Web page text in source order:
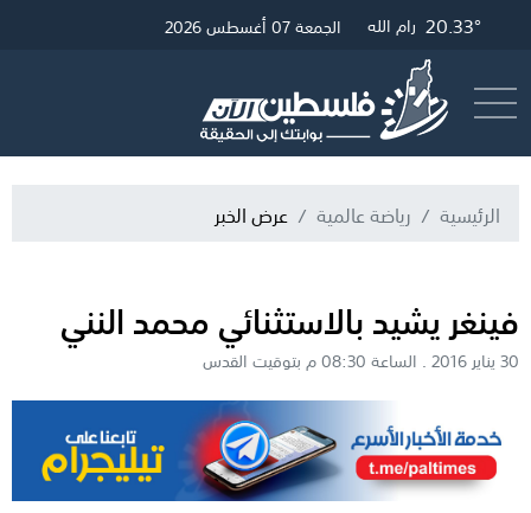
25.72° غزة 20.57° القدس 20.33° رام الله الجمعة 07 أغسطس 2026
الرئيسية رياضة عالمية عرض الخبر
فينغر يشيد بالاستثنائي محمد النني
30 يناير 2016 . الساعة 08:30 م بتوقيت القدس